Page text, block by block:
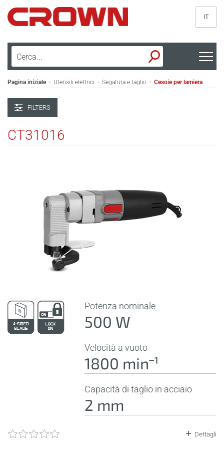
IT
Pagina iniziale > Utensili elettrici > Segatura e taglio > Cesoie per lamiera
FILTERS
CT31016
Potenza nominale
500 W
Velocità a vuoto
1800 minˉ¹
Capacità di taglio in acciaio
2 mm
Dettagli